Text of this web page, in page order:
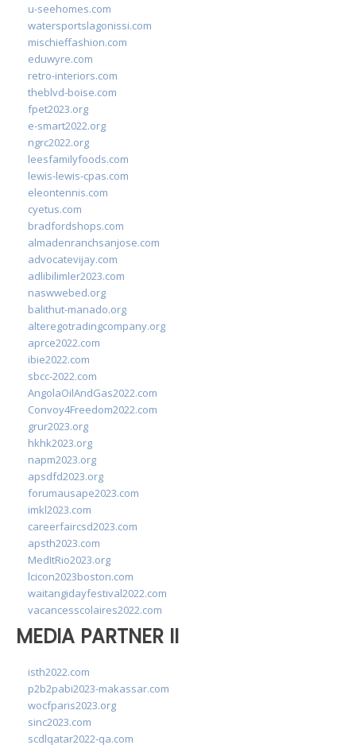
u-seehomes.com
watersportslagonissi.com
mischieffashion.com
eduwyre.com
retro-interiors.com
theblvd-boise.com
fpet2023.org
e-smart2022.org
ngrc2022.org
leesfamilyfoods.com
lewis-lewis-cpas.com
eleontennis.com
cyetus.com
bradfordshops.com
almadenranchsanjose.com
advocatevijay.com
adlibilimler2023.com
naswwebed.org
balithut-manado.org
alteregotradingcompany.org
aprce2022.com
ibie2022.com
sbcc-2022.com
AngolaOilAndGas2022.com
Convoy4Freedom2022.com
grur2023.org
hkhk2023.org
napm2023.org
apsdfd2023.org
forumausape2023.com
imkl2023.com
careerfaircsd2023.com
apsth2023.com
MedItRio2023.org
lcicon2023boston.com
waitangidayfestival2022.com
vacancesscolaires2022.com
MEDIA PARTNER II
isth2022.com
p2b2pabi2023-makassar.com
wocfparis2023.org
sinc2023.com
scdlqatar2022-qa.com